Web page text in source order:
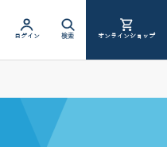
ログイン 検索 オンラインショップ